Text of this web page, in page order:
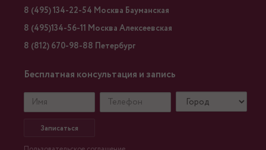
8 (495) 134-22-54 Москва Бауманская
8 (495)134-56-11 Москва Алексеевская
8 (812) 670-98-88 Петербург
Бесплатная консультация и запись
Записаться